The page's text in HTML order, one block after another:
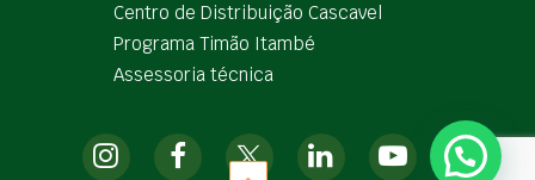
Centro de Distribuição Cascavel
Programa Timão Itambé
Assessoria técnica